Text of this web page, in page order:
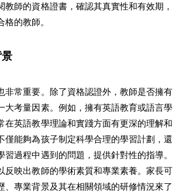
教師的資格證書，確認其真實性和有效期，
的教師。
非常重要。除了資格認證外，教師是否擁有
大考量因素。例如，擁有英語教育或語言學
在英語教學理論和實踐方面有更深的理解和
僅能夠為孩子制定科學合理的學習計劃，還
習過程中遇到的問題，提供針對性的指導。
反映出教師的學術素質和專業素養。家長可
、專業背景及其在相關領域的研修情況來了